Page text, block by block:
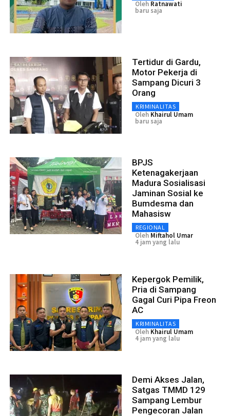
Oleh Ratnawati
baru saja
Tertidur di Gardu,
Motor Pekerja di
Sampang Dicuri 3
Orang
KRIMINALITAS
Oleh Khairul Umam
baru saja
BPJS
Ketenagakerjaan
Madura Sosialisasi
Jaminan Sosial ke
Bumdesma dan
Mahasisw
REGIONAL
Oleh Miftahol Umar
4 jam yang lalu
Kepergok Pemilik,
Pria di Sampang
Gagal Curi Pipa Freon
AC
KRIMINALITAS
Oleh Khairul Umam
4 jam yang lalu
Demi Akses Jalan,
Satgas TMMD 129
Sampang Lembur
Pengecoran Jalan